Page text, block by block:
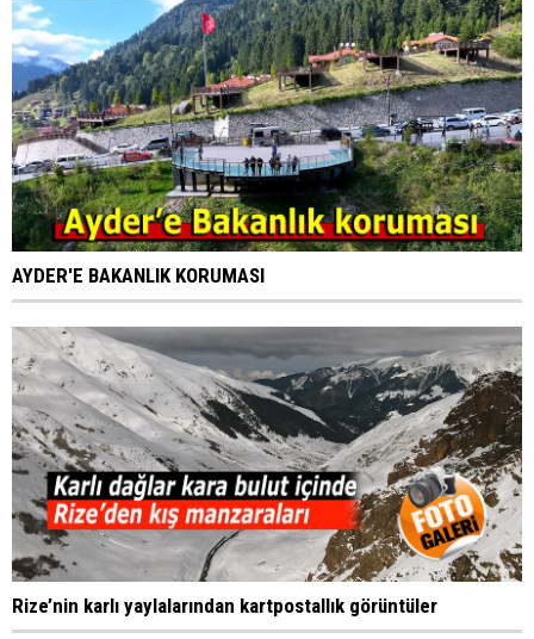
AYDER'E BAKANLIK KORUMASI
Rize’nin karlı yaylalarından kartpostallık görüntüler